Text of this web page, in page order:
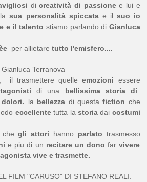
dicreatività di passionee lui e
lasua personalità spiccatae il suo io
e il talento stiamo parlando di Gianluca
per allietare tutto l'emisfero....
Terranova
, il trasmettere quelleemozioni essere
di una bellissima
storia di
dolori. ..la bellezza di questafiction che
eccellentetutta la storiadai costumi
chegli attori hanno parlato trasmesso
e piu di un recitare un dono farvivere
vive e trasmette.
FILM "CARUSO" DI STEFANO REALI.